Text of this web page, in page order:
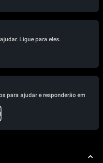
Ligue para eles.
para ajudar e responderão em